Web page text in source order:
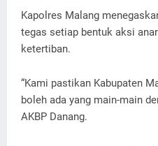
Kapolres Malang
tegas setiap bentuk aksi
ketertiban.
“Kami pastikan Kabupaten
boleh ada yang main-main
AKBP Danang.